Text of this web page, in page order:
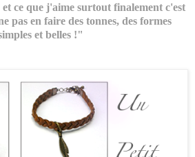
et ce que j'aime surtout finalement c'est
pas en faire des tonnes, des formes
et belles !"